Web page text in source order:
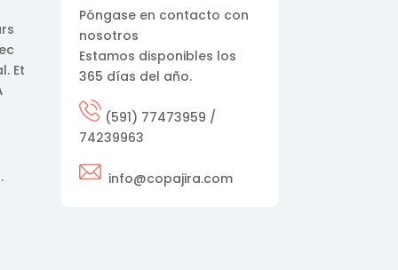
Et
Póngase en contacto con
nosotros
Estamos disponibles los
365 días del año.
(591) 77473959 /
74239963
info@copajira.com